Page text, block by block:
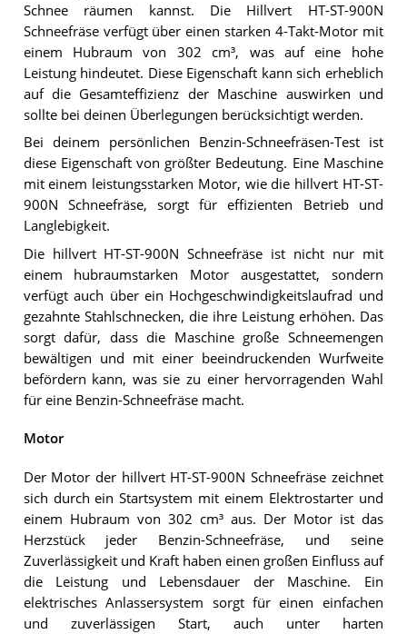
Schnee räumen kannst. Die Hillvert HT-ST-900N
Schneefräse verfügt über einen starken 4-Takt-Motor mit
einem Hubraum von 302 cm³, was auf eine hohe
Leistung hindeutet. Diese Eigenschaft kann sich erheblich
auf die Gesamteffizienz der Maschine auswirken und
sollte bei deinen Überlegungen berücksichtigt werden.
Bei deinem persönlichen Benzin-Schneefräsen-Test ist
diese Eigenschaft von größter Bedeutung. Eine Maschine
mit einem leistungsstarken Motor, wie die hillvert HT-ST-
900N Schneefräse, sorgt für effizienten Betrieb und
Langlebigkeit.
Die hillvert HT-ST-900N Schneefräse ist nicht nur mit
einem hubraumstarken Motor ausgestattet, sondern
verfügt auch über ein Hochgeschwindigkeitslaufrad und
gezahnte Stahlschnecken, die ihre Leistung erhöhen. Das
sorgt dafür, dass die Maschine große Schneemengen
bewältigen und mit einer beeindruckenden Wurfweite
befördern kann, was sie zu einer hervorragenden Wahl
für eine Benzin-Schneefräse macht.
Motor
Der Motor der hillvert HT-ST-900N Schneefräse zeichnet
sich durch ein Startsystem mit einem Elektrostarter und
einem Hubraum von 302 cm³ aus. Der Motor ist das
Herzstück jeder Benzin-Schneefräse, und seine
Zuverlässigkeit und Kraft haben einen großen Einfluss auf
die Leistung und Lebensdauer der Maschine. Ein
elektrisches Anlassersystem sorgt für einen einfachen
und zuverlässigen Start, auch unter harten